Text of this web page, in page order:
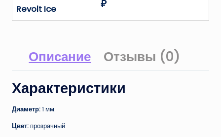
Revolt Ice
₽
Описание Отзывы (0)
Характеристики
Диаметр:1 мм.
Цвет:прозрачный